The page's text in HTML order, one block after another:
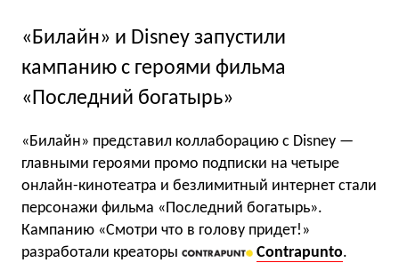
«Билайн» и Disney запустили
кампанию с героями фильма
«Последний богатырь»
«Билайн» представил коллаборацию с Disney —
главными героями промо подписки на четыре
онлайн-кинотеатра и безлимитный интернет стали
персонажи фильма «Последний богатырь».
Кампанию «Смотри что в голову придет!»
разработали креаторы
Contrapunto.